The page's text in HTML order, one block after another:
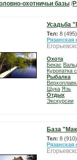
охотничьи базы /
Усадьба
Тел: 8
Рязанская
Охота
Бекас
Куропатка
Рыбалка
Щука Язь
Отдых
Экскурсии
База
Тел: 8
Рязанская